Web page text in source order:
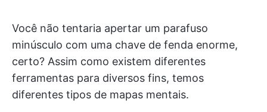
Você não tentaria apertar um parafuso
minúsculo com uma chave de fenda enorme,
certo? Assim como existem diferentes
ferramentas para diversos fins, temos
diferentes tipos de mapas mentais.